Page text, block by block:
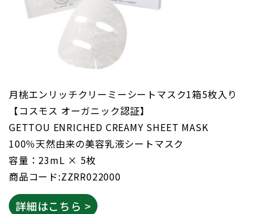
月桃エンリッチクリーミーシートマスク1箱5枚入り
【コスモス オーガニック認証】
GETTOU ENRICHED CREAMY SHEET MASK
100％天然由来の美容乳液シートマスク
容量：23mL × 5枚
商品コード:ZZRR022000
詳細はこちら >